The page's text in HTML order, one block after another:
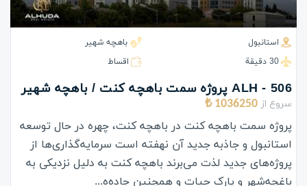
استانبول
باهچه شهیر
30 دقيقة
اقساط
ALH - 506 پروژه سمت باهچه کنت / باهچه شهیر
سروع از 1036250 ₺
پروژه سمت باهچه کنت در باهچه کنت، چهره در حال توسعه
استانبول و جاذبه جدید آن نهفته است سرمایه‌گذاری‌ها از
پروژه‌های جدید لذت می‌برند باهچه کنت به دلیل نزدیکی به
باغچه‌شهر و پارک حیات و همچنین جاده‌ه...